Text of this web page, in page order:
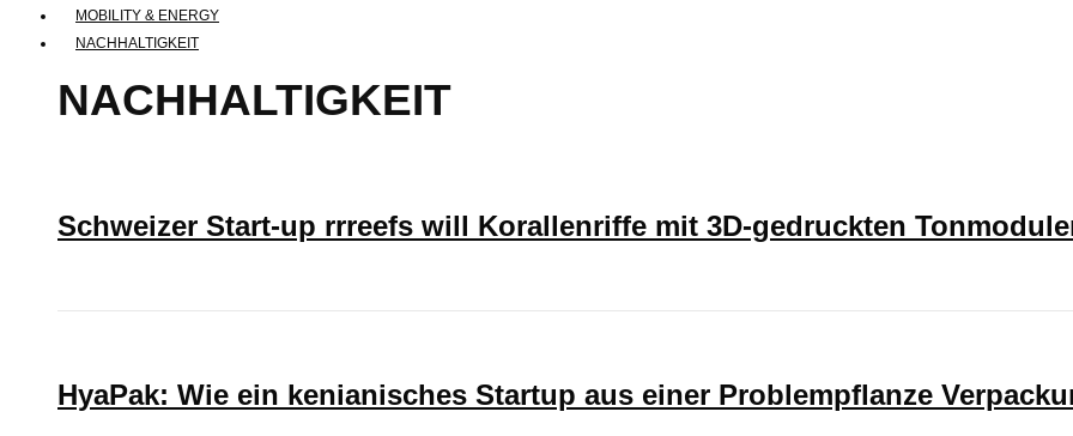
MOBILITY & ENERGY
NACHHALTIGKEIT
NACHHALTIGKEIT
Schweizer Start-up rrreefs will Korallenriffe mit 3D-gedruckten
HyaPak: Wie ein kenianisches Startup aus einer Problempflanze